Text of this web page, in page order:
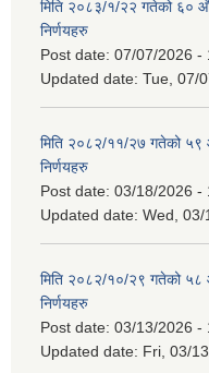
मिति २०८३/१/२२ गतेको ६० औं
निर्णयहरु
Post date: 07/07/2026 -
Updated date: Tue, 07/
मिति २०८२/११/२७ गतेको ५९
निर्णयहरु
Post date: 03/18/2026 -
Updated date: Wed,
मिति २०८२/१०/२९ गतेको ५८
निर्णयहरु
Post date: 03/13/2026 -
Updated date: Fri, 03/